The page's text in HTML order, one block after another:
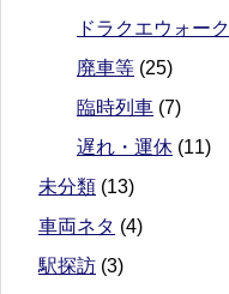
ドラクエウォーク
廃車等 (25)
臨時列車 (7)
遅れ・運休 (11)
未分類 (13)
車両ネタ (4)
駅探訪 (3)